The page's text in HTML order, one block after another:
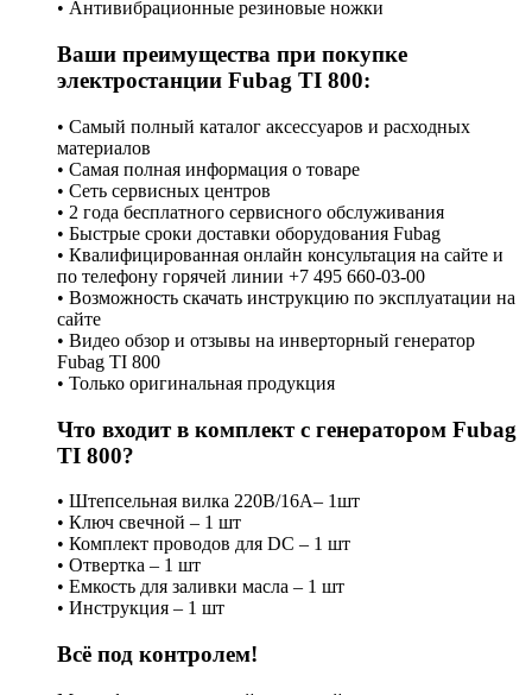
• Антивибрационные резиновые ножки
Ваши преимущества при покупке
электростанции Fubag TI 800:
• Самый полный каталог аксессуаров и расходных
материалов
• Самая полная информация о товаре
• Сеть сервисных центров
• 2 года бесплатного сервисного обслуживания
• Быстрые сроки доставки оборудования Fubag
• Квалифицированная онлайн консультация на сайте и
по телефону горячей линии +7 495 660-03-00
• Возможность скачать инструкцию по эксплуатации на
сайте
• Видео обзор и отзывы на инверторный генератор
Fubag TI 800
• Только оригинальная продукция
Что входит в комплект с генератором Fubag
TI 800?
• Штепсельная вилка 220В/16А– 1шт
• Ключ свечной – 1 шт
• Комплект проводов для DC – 1 шт
• Отвертка – 1 шт
• Емкость для заливки масла – 1 шт
• Инструкция – 1 шт
Всё под контролем!